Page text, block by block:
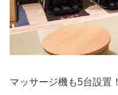
マッサージ機も5台設置！